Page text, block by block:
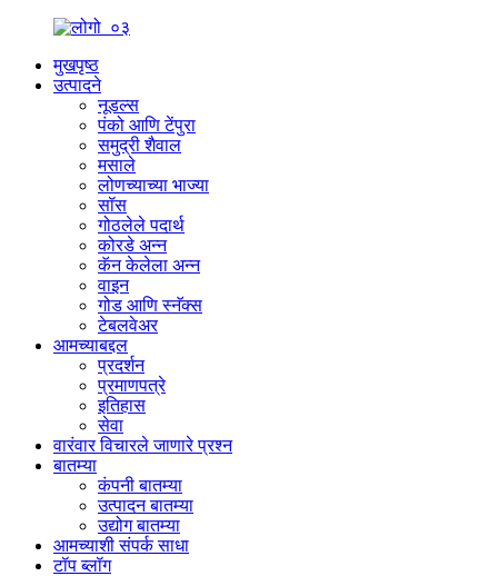
मुखपृष्ठ
उत्पादने
नूडल्स
पंको आणि टेंपुरा
समुद्री शैवाल
मसाले
लोणच्याच्या भाज्या
सॉस
गोठलेले पदार्थ
कोरडे अन्न
कॅन केलेला अन्न
वाइन
गोड आणि स्नॅक्स
टेबलवेअर
आमच्याबद्दल
प्रदर्शन
प्रमाणपत्रे
इतिहास
सेवा
वारंवार विचारले जाणारे प्रश्न
बातम्या
कंपनी बातम्या
उत्पादन बातम्या
उद्योग बातम्या
आमच्याशी संपर्क साधा
टॉप ब्लॉग